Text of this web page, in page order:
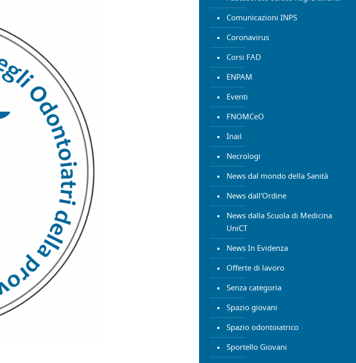
Comunicazioni INPS
Coronavirus
Corsi FAD
ENPAM
Eventi
FNOMCeO
Inail
Necrologi
News dal mondo della Sanità
News dall'Ordine
News dalla Scuola di Medicina
UniCT
News In Evidenza
Offerte di lavoro
Senza categoria
Spazio giovani
Spazio odontoiatrico
Sportello Giovani